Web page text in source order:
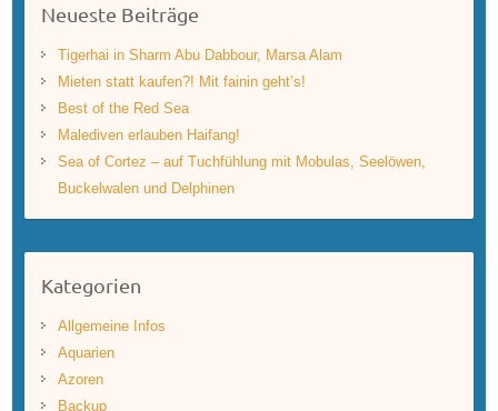
Neueste Beiträge
Tigerhai in Sharm Abu Dabbour, Marsa Alam
Mieten statt kaufen?! Mit fainin geht’s!
Best of the Red Sea
Malediven erlauben Haifang!
Sea of Cortez – auf Tuchfühlung mit Mobulas, Seelöwen,
Buckelwalen und Delphinen
Kategorien
Allgemeine Infos
Aquarien
Azoren
Backup